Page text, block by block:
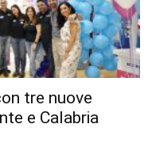
tre nuove
e Calabria